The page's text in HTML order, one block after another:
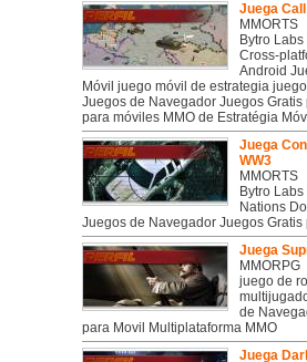
Juega
MMORTS
Bytro
Cross-
Android
Móvil juego móvil de estrategia
Juegos de Navegador Juegos
para móviles MMO de Estratégia
Juega
WW3
MMORTS
Bytro
Nations
Juegos de Navegador Juegos Gratis
Juega
MMORPG
juego de
de
para Movil Multiplataforma MMO
Juega